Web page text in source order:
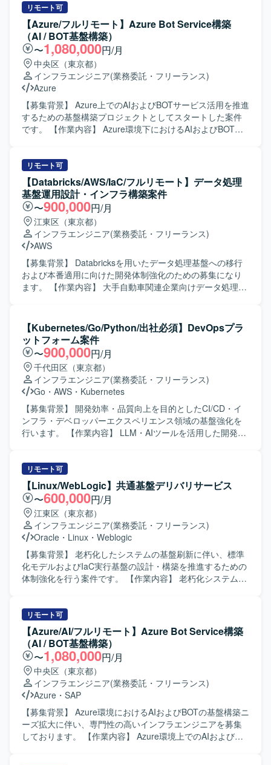
しながら、標準化やガバナンス強化を主体的に推進してい
ただける方を歓迎いたします。 【ポジションの魅力】 金融
業界レベルの高いセキュリティ要件のもとで、AWSマルチ
アカウント環境やGitHubを活用した大規模なクラウド基盤
の設計・運用に携わることができます。CNAPPやIaC、
CI/CDなど先進的なクラウドセキュリティおよび自動化の取
り組みに関わることで、専門性を高めることができるポジ
ションです。 【開発環境】 AWS Organizations、
CloudTrail、GuardDuty、Security Hub、Terraform、
CloudFormation、GitHub、GitHub Actions等を利用したク
ラウドインフラ環境です。
CloudTrail、GuardDuty、Security Hubなどを用いた各種セ
キュリティ・監査ログの集約および監視基盤の運用を担当
いたします。さらに、GitHub Organizationおよびマスター
アカウントの管理・運用として、ポリシー設定、アクセス
権限管理、CI/CD環境の整備を行います。加えて、金融水準
のセキュリティ要件に基づいたインフラコード（Terraform
等）のレビューおよび展開を実施いたします。 【求める人
物像】 クラウドセキュリティやガバナンスに関心が高く、
自ら情報収集を行いながら設計・運用のベストプラクティ
スを取り入れていける方を求めております。チームメンバ
ーや関係者と円滑にコミュニケーションを取りながら、主
マルチアカウント環境の設計・構築・運用からガードレー
ル適用まで一貫して携わることができます。CNAPPや
IaC、CI/CDなど先進的なクラウドネイティブ技術に触れな
がら、大規模環境での設計・運用ノウハウを習得できるポ
ジションです。 【開発環境】 AWS Organizations、
CloudTrail、GuardDuty、Security Hub、Terraform、
CloudFormation、GitHub、GitHub Actionsなどを利用いた
します。
リモート可
【Azure/フルリモート】Azure Bot Service構築
（AI / BOT基盤構築）
〜1,080,000円/月
中央区（東京都）
インフラエンジニア(業務委託・フリーランス)
Azure
【募集背景】 Azure上でのAIおよびBOTサービス活用を推進
するための基盤構築プロジェクトとしてスタートした案件
です。 【作業内容】 Azure環境下におけるAIおよびBOTの
築、Azure AI Foundry Agentを活用した各種設定や実装、構
築後の試験および運用保守まで一貫してご担当いただきま
す。 【求める人物像】 クラウド基盤構築に主体的に取り組
み、新しい技術要素をキャッチアップしながら提案や改善
を行っていただける方を求めています。関係者と円滑にコ
ミュニケーションを取りながら、着実に作業を進めていた
だける方が望ましいです。 【ポジションの魅力】 Azureを
中心としたクラウドネイティブな環境で、AIおよびBOT領
域の基盤構築に上流から運用まで携わることができます。
TerraformによるIaCやAzure AI関連サービスなど、今後需
要の高い技術スタックを実務で経験できる点が魅力です。
リモート可
【Databricks/AWS/IaC/フルリモート】データ処理
基盤運用設計・インフラ構築案件
〜900,000円/月
江東区（東京都）
インフラエンジニア(業務委託・フリーランス)
AWS
【募集背景】 Databricksを用いたデータ処理基盤への移行
および本番適用に向けた開発体制強化のための募集になり
ます。 【作業内容】 大手自動車関連企業向けデータ処理基
なかった要件をDatabricksで実現するため、本番適用に向け
た運用設計およびインフラ基盤構築を行っていただきま
す。 具体的には、各サービス開発者に対するDatabricks移
行に向けた支援や各種調整、Databricks環境での運用設計お
よび運用手順書の作成、AWSおよびTerraform等を用いたイ
ンフラ基盤環境の構築などを実施していただきます。 【求
める人物像】 関係部署や開発者とのコミュニケーションを
円滑に行いながら、主体的に課題整理と調整を進めていた
だける方を求めております。 【ポジションの魅力】
Databricksを中心とした最新のデータ処理基盤の設計・構築
連の工程に関わることで、クラウドデータ基盤エンジニア
としてのスキルを幅広く磨いていただけます。 【開発環
境】 Databricks, AWS, Terraform などを用いたデータ処理
基盤およびインフラ基盤構成になります。
【Kubernetes/Go/Python/出社必須】DevOpsプラ
ットフォーム案件
〜900,000円/月
千代田区（東京都）
インフラエンジニア(業務委託・フリーランス)
Go ・ AWS ・ Kubernetes
【募集背景】 開発効率・品質向上を目的としたCI/CD・イ
ンフラ・デベロッパーエクスペリエンス領域の基盤強化を
行います。 【作業内容】 LLM・AIツールを活用した開発支
設計・構築・運用を担当します。Grafana、Prometheusを
用いた監視・可観測性プラットフォームの構築や、
Kubernetesマニフェスト、Terraformを用いたIaC推進を行
います。 【求める人物像】 不確実性に向き合い、仮説検証
しながら前に進める方を求めます。自走と協調のバランス
を持ち、チームで成果を出すことにコミットできる方を歓
迎します。 【ポジションの魅力】 大規模開発基盤の設計・
構築を通じて、組織全体の開発フローやエンジニアリング
文化の進化に貢献できます。LLMやAIツールなど新規性の
高い技術に触れながら、開発・運用の自動化を推進できま
Workflows、ArgoCD、Go、Python、Grafana、
Prometheus、DuckDB、Amazon Bedrock、Terraformを使
用します。
リモート可
【Linux/WebLogic】共通基盤デリバリサービス
〜600,000円/月
江東区（東京都）
インフラエンジニア(業務委託・フリーランス)
Oracle ・ Linux ・ Weblogic
【募集背景】 老朽化したシステムの基盤刷新に伴い、標準
化モデルおよびIaC実行基盤の設計・構築を推進するための
体制強化を行う案件です。 【作業内容】 老朽化システムの
WebLogic Serverを中心としたWebシステム基盤の設計・構
築および運用設計を行っていただきます。 Terraformや
Ansibleなどを用いたIaC実行基盤の設計・構築や、自動化ス
クリプト・テストコードの整備を行っていただきます。
RHELやOracleLinux、Windows Server上でのApache、
Tomcat、WebLogic、IISなどのミドルウェア設計・設定お
よび検証作業を実施いただきます。 JP1、HULFT、
Pacemakerなどを含む基盤構成要素の設計レビューやパフ
ォーマンス・安定性の検証を実施いただきます。 【求める
人物像】 インフラ基盤標準化や自動化に関心を持ち、主体
的に改善提案をしていただける方を求めております。 関係
リモート可
【Azure/AI/フルリモート】Azure Bot Service構築
（AI / BOT基盤構築）
〜1,080,000円/月
中央区（東京都）
インフラエンジニア(業務委託・フリーランス)
Azure ・ SAP
【募集背景】 Azure環境におけるAIおよびBOTの基盤構築ニ
ーズ拡大に伴い、専門性の高いインフラエンジニアを募集
しております。 【作業内容】 Azure環境上でのAIおよび